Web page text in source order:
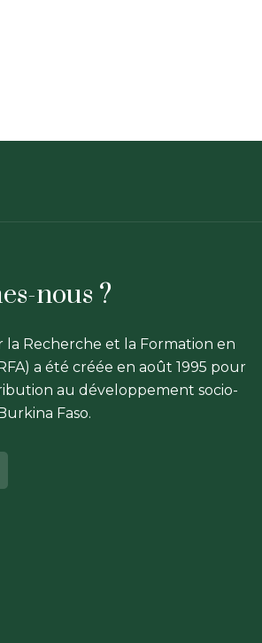
nous ?
la Recherche et la Formation en
a été créée en août 1995 pour
au développement socio-
Faso.